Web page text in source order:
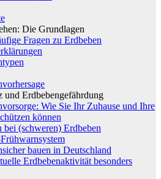
Die Grundlagen
Fragen zu Erdbeben
und Erdbebengefährdung
Wie Sie Ihr Zuhause und Ihre
können
bei (schweren) Erdbeben
bauen in Deutschland
Erdbebenaktivität besonders